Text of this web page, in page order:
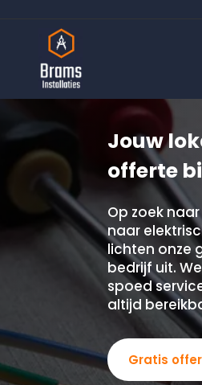
Jouw
offerte
Op zoek
naar
lichten onze
bedrijf uit.
spoed
altijd
Gratis